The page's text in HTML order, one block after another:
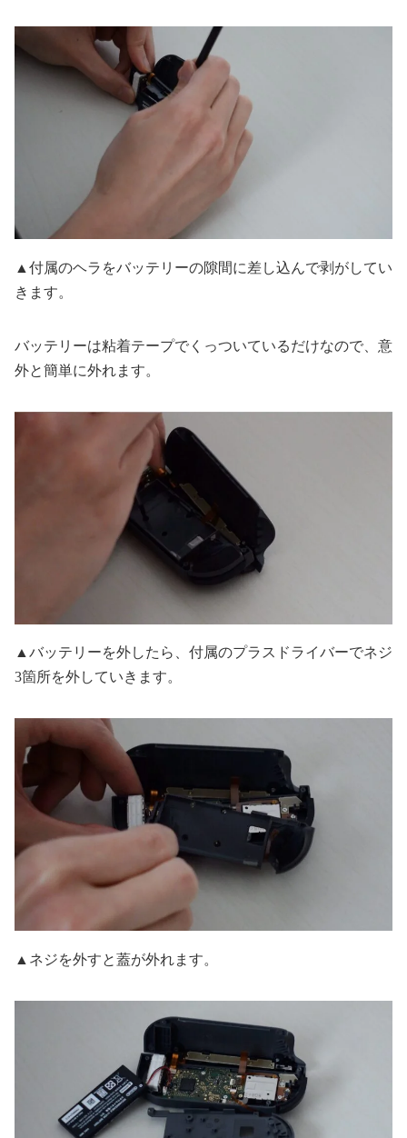
▲付属のヘラをバッテリーの隙間に差し込んで剥がしてい
きます。
バッテリーは粘着テープでくっついているだけなので、意
外と簡単に外れます。
▲バッテリーを外したら、付属のプラスドライバーでネジ
3箇所を外していきます。
▲ネジを外すと蓋が外れます。